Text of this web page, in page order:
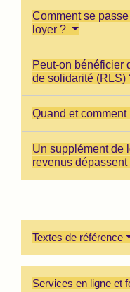
Comment se
loyer ?
Peut-on bénéficier
de solidarité (RLS)
Quand et
Un supplément de
revenus
Textes de référence
Services en ligne et